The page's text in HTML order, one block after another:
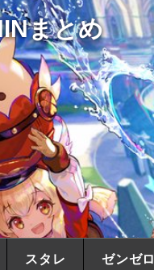
まとめ
スタレ ゼンゼロ